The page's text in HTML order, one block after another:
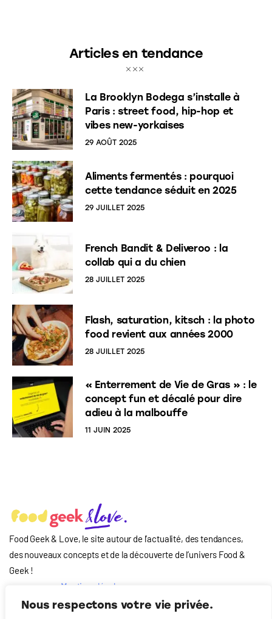
Nous respectons votre vie privée.
Articles en tendance
La Brooklyn Bodega s’installe à
Paris : street food, hip-hop et
vibes new-yorkaises
29 AOÛT 2025
Aliments fermentés : pourquoi
cette tendance séduit en 2025
29 JUILLET 2025
French Bandit & Deliveroo : la
collab qui a du chien
28 JUILLET 2025
Flash, saturation, kitsch : la photo
food revient aux années 2000
28 JUILLET 2025
« Enterrement de Vie de Gras » : le
concept fun et décalé pour dire
adieu à la malbouffe
11 JUIN 2025
Food Geek & Love, le site autour de l’actualité, des tendances,
des nouveaux concepts et de la découverte de l’univers Food&
Geek !
Mentions légales
Qui-sommes nous